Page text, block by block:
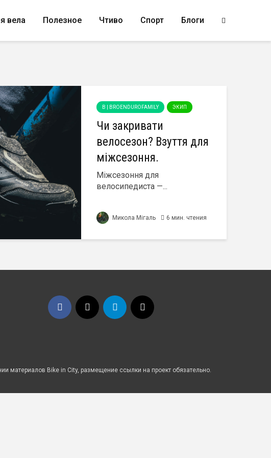
вела Полезное Чтиво Спорт Блоги
B | BROENDUROFAMILY ЭКИП
Чи закривати
велосезон? Взуття для
міжсезоння.
Міжсезоння для
велосипедиста —...
Микола Мігаль 6 мин. чтения
материалов Bike in City, размещение ссылки на проект обязательно.